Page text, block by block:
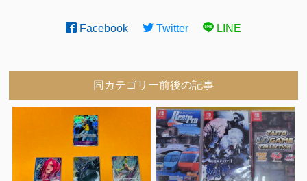
Facebook Twitter LINE
同カテゴリー前後の記事